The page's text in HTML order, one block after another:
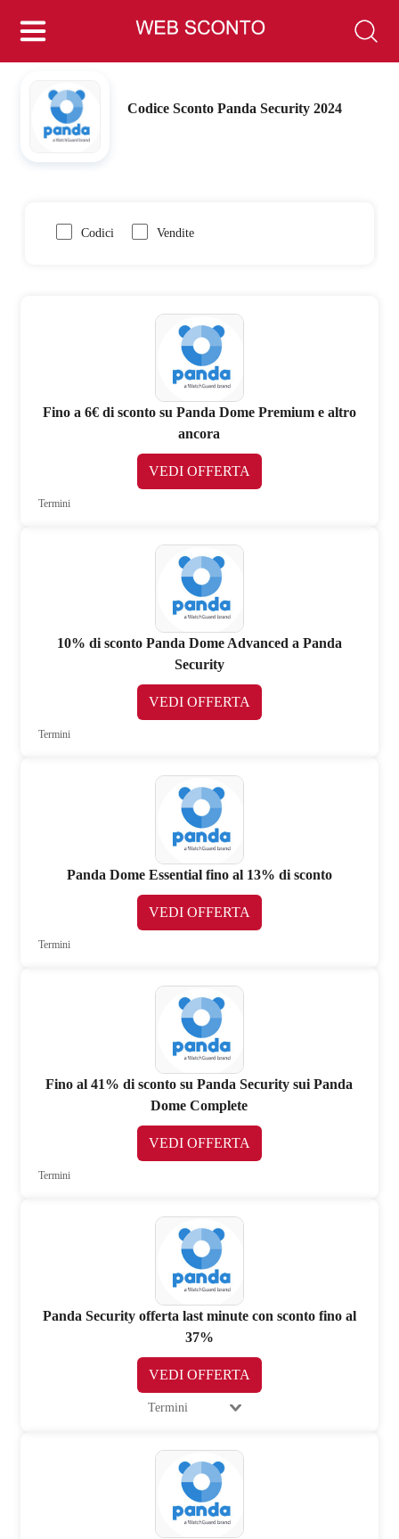
Codice Sconto Panda Security 2024
Codici Vendite
Fino a 6€ di sconto su Panda Dome Premium e altro
ancora
VEDI OFFERTA
Termini
10% di sconto Panda Dome Advanced a Panda
Security
VEDI OFFERTA
Termini
Panda Dome Essential fino al 13% di sconto
VEDI OFFERTA
Termini
Fino al 41% di sconto su Panda Security sui Panda
Dome Complete
VEDI OFFERTA
Termini
Panda Security offerta last minute con sconto fino al
37%
VEDI OFFERTA
Termini